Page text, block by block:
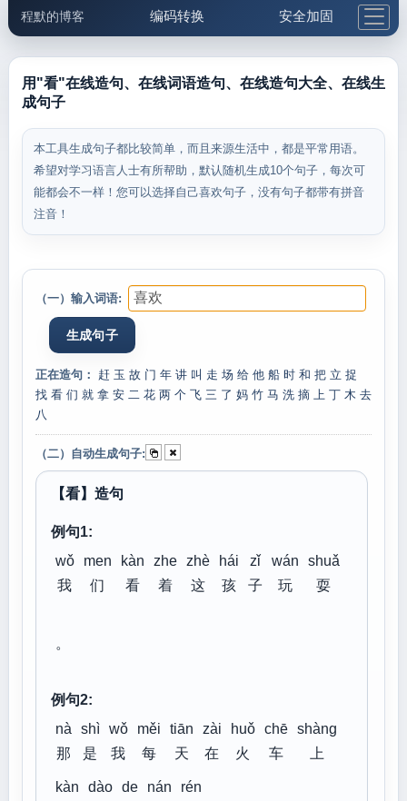
程默的博客 编码转换 安全加固
邮件工具 生活便民 更多工具
用"看"在线造句、在线词语造句、在线造句大全、在线生
成句子
本工具生成句子都比较简单，而且来源生活中，都是平常用语。
希望对学习语言人士有所帮助，默认随机生成10个句子，每次可
能都会不一样！您可以选择自己喜欢句子，没有句子都带有拼音
注音！
（一）输入词语:
正在造句： 赶 玉 故 门 年 讲 叫 走 场 给 他 船 时 和 把 立 捉
找 看 们 就 拿 安 二 花 两 个 飞 三 了 妈 竹 马 洗 摘 上 丁 木 去
八
（二）自动生成句子:
【看】造句
例句1:
wǒ
我
men
们
kàn
看
zhe
着
zhè
这
hái
孩
zǐ
子
wán
玩
shuǎ
耍
。
例句2:
nà
那
shì
是
wǒ
我
měi
每
tiān
天
zài
在
huǒ
火
chē
车
shàng
上
kàn
dào de
nán
rén